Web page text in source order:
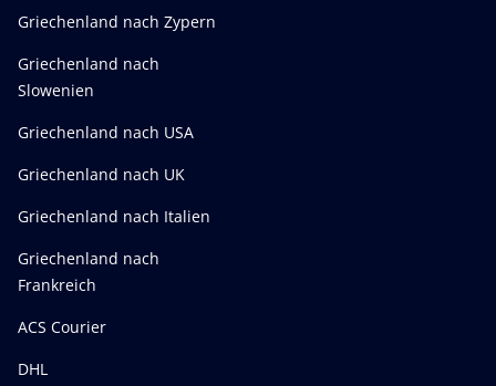
Griechenland nach Zypern
Griechenland nach
Slowenien
Griechenland nach USA
Griechenland nach UK
Griechenland nach Italien
Griechenland nach
Frankreich
ACS Courier
DHL